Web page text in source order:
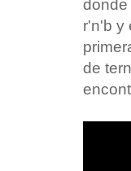
donde
r'n'b y
de